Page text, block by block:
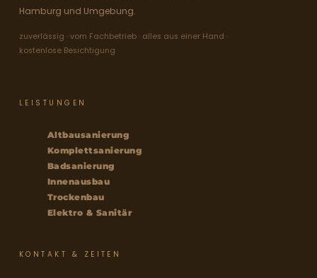
Hamburg und Umgebung.
zuverlässig · vom Fachbetrieb · alles aus einer Hand ·
kostenlose Besichtigung
LEISTUNGEN
Altbausanierung
Komplettsanierung
Badsanierung
Innenausbau
Trockenbau
Elektro & Sanitär
KONTAKT & ZEITEN